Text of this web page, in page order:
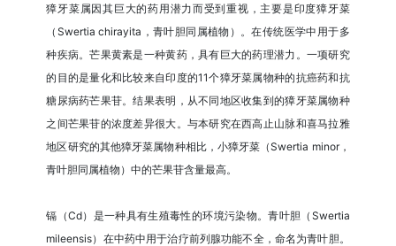
獐牙菜属因其巨大的药用潜力而受到重视，主要是印度獐牙菜
（Swertia chirayita，青叶胆同属植物）。在传统医学中用于多
种疾病。芒果黄素是一种黄药，具有巨大的药理潜力。一项研究
的目的是量化和比较来自印度的11个獐牙菜属物种的抗癌药和抗
糖尿病药芒果苷。结果表明，从不同地区收集到的獐牙菜属物种
之间芒果苷的浓度差异很大。与本研究在西高止山脉和喜马拉雅
地区研究的其他獐牙菜属物种相比，小獐牙菜（Swertia minor，
青叶胆同属植物）中的芒果苷含量最高。
镉（Cd）是一种具有生殖毒性的环境污染物。青叶胆（Swertia
mileensis）在中药中用于治疗前列腺功能不全，命名为青叶胆。